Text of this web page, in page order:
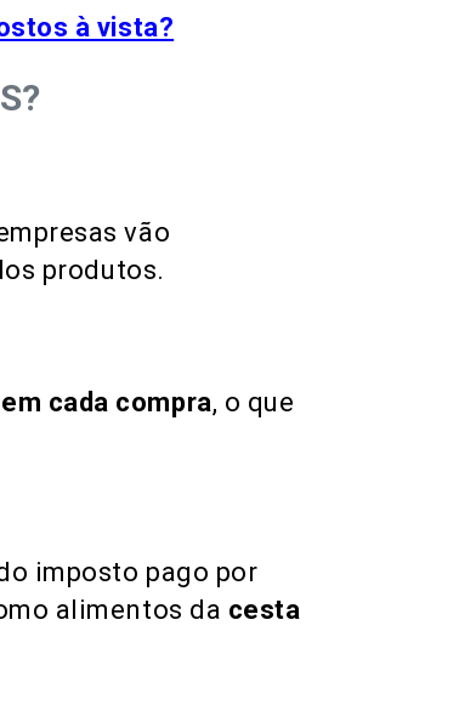
à vista?
vão
produtos.
cada compra, o que
imposto pago por
alimentos da cesta